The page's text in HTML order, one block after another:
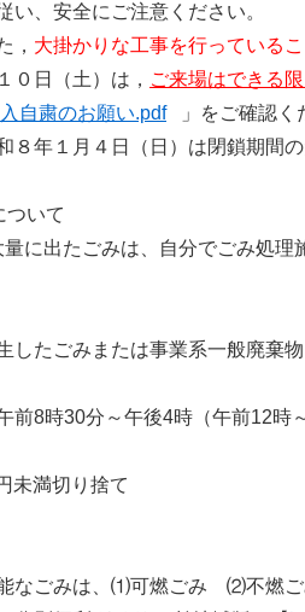
、安全にご注意ください。
， 大掛かりな工事を行っている
０日（土）は， ご来場はできる
自粛のお願い.pdf
」をご確認く
８年１月４日（日）は閉鎖期間
ついて
に出たごみは、自分でごみ処
たごみまたは事業系一般廃棄物
8時30分～午後4時（午前12時
未満切り捨て
能なごみは、⑴可燃ごみ ⑵不